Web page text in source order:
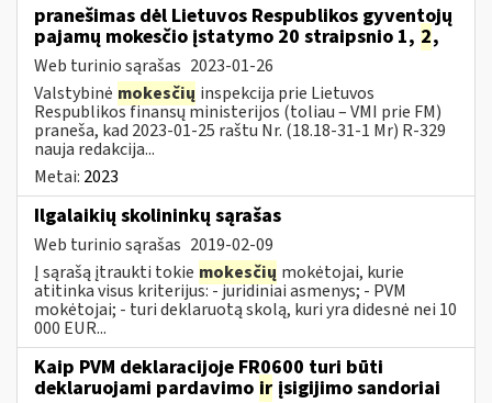
pranešimas dėl Lietuvos Respublikos gyventojų
pajamų mokesčio įstatymo 20 straipsnio 1, 2,
Web turinio sąrašas 2023-01-26
Valstybinė mokesčių inspekcija prie Lietuvos
Respublikos finansų ministerijos (toliau – VMI prie FM)
praneša, kad 2023-01-25 raštu Nr. (18.18-31-1 Mr) R-329
nauja redakcija...
Metai: 2023
Ilgalaikių skolininkų sąrašas
Web turinio sąrašas 2019-02-09
Į sąrašą įtraukti tokie mokesčių mokėtojai, kurie
atitinka visus kriterijus: - juridiniai asmenys; - PVM
mokėtojai; - turi deklaruotą skolą, kuri yra didesnė nei 10
000 EUR...
Kaip PVM deklaracijoje FR0600 turi būti
deklaruojami pardavimo ir įsigijimo sandoriai